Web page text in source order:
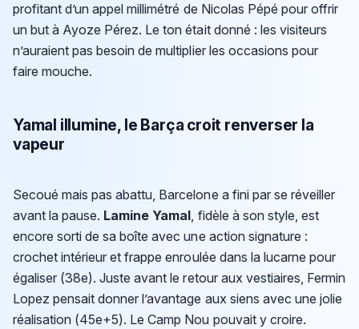
profitant d’un appel millimétré de Nicolas Pépé pour offrir
un but à Ayoze Pérez. Le ton était donné : les visiteurs
n’auraient pas besoin de multiplier les occasions pour
faire mouche.
Yamal illumine, le Barça croit renverser la
vapeur
Secoué mais pas abattu, Barcelone a fini par se réveiller
avant la pause. Lamine Yamal , fidèle à son style, est
encore sorti de sa boîte avec une action signature :
crochet intérieur et frappe enroulée dans la lucarne pour
égaliser (38e). Juste avant le retour aux vestiaires, Fermin
Lopez pensait donner l’avantage aux siens avec une jolie
réalisation (45e+5). Le Camp Nou pouvait y croire.